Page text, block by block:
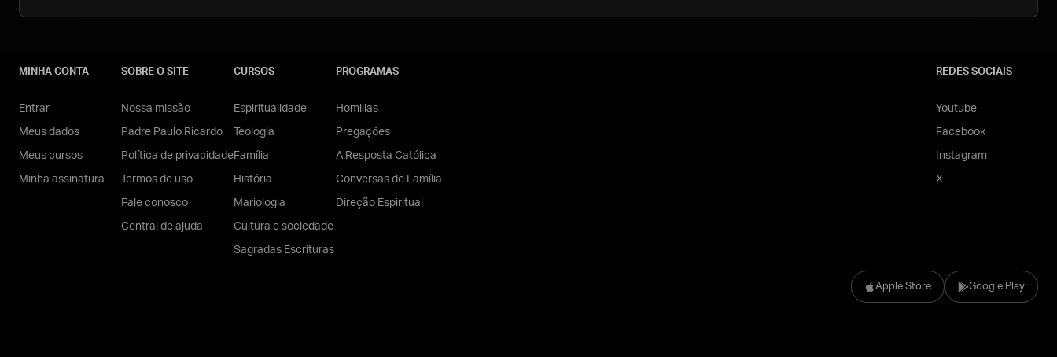
Apple Store Google Play
MINHA CONTA
Entrar
Meus dados
Meus cursos
Minha assinatura
SOBRE O SITE
Nossa missão
Padre Paulo Ricardo
Política de privacidade
Termos de uso
Fale conosco
Central de ajuda
CURSOS
Espiritualidade
Teologia
Família
História
Mariologia
Cultura e sociedade
Sagradas Escrituras
PROGRAMAS
Homilias
Pregações
A Resposta Católica
Conversas de Família
Direção Espiritual
REDES SOCIAIS
Youtube
Facebook
Instagram
X